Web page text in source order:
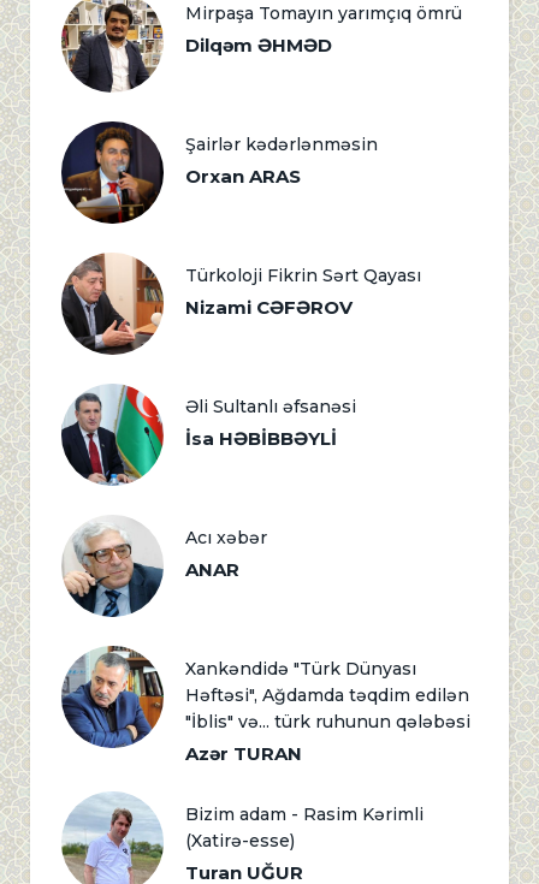
Mirpaşa Tomayın yarımçıq ömrü
Dilqəm ƏHMƏD
Şairlər kədərlənməsin
Orxan ARAS
Türkoloji Fikrin Sərt Qayası
Nizami CƏFƏROV
Əli Sultanlı əfsanəsi
İsa HƏBİBBƏYLİ
Acı xəbər
ANAR
Xankəndidə "Türk Dünyası
Həftəsi", Ağdamda təqdim edilən
"İblis" və... türk ruhunun qələbəsi
Azər TURAN
Bizim adam - Rasim Kərimli
(Xatirə-esse)
Turan UĞUR